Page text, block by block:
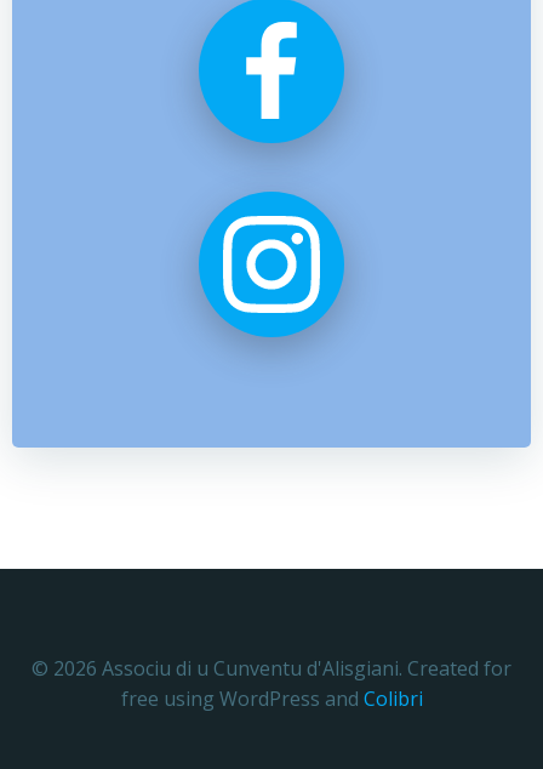
© 2026 Associu di u Cunventu d'Alisgiani. Created for
free using WordPress and Colibri